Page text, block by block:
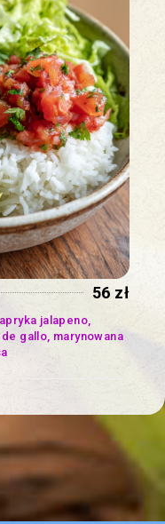
56 zł
jalapeno,
gallo, marynowana